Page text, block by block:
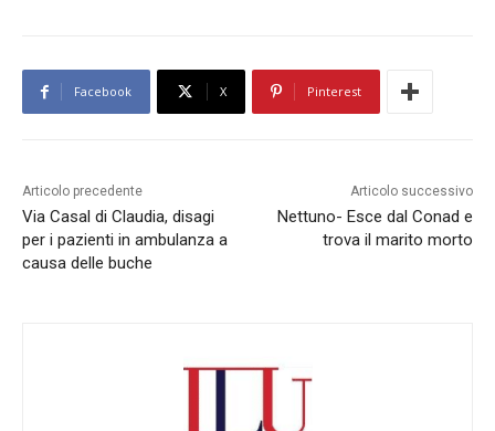
Facebook X Pinterest
Articolo precedente
Via Casal di Claudia, disagi
per i pazienti in ambulanza a
causa delle buche
Articolo successivo
Nettuno- Esce dal Conad e
trova il marito morto